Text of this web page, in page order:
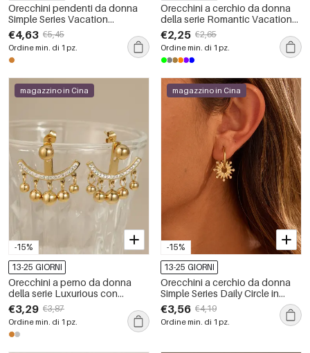
Orecchini pendenti da donna
Simple Series Vacation
Patchwork Leaf in acciaio
inossidabile, impermeabili,
colore oro.
€4,63 €5,45
Ordine min. di 1 pz.
Orecchini a cerchio da donna
della serie Romantic Vacation
con perline, conchiglia e filo, in
acciaio inossidabile,
impermeabili, colore oro.
€2,25 €2,65
Ordine min. di 1 pz.
-15%
magazzino in Cina
13-25 GIORNI
Orecchini a perno da donna
della serie Luxurious con
nappina, in acciaio inossidabile,
impermeabili, color oro e strass.
€3,29 €3,87
Ordine min. di 1 pz.
-15%
magazzino in Cina
13-25 GIORNI
Orecchini a cerchio da donna
Simple Series Daily Circle in
acciaio inossidabile
impermeabile color oro
€3,56 €4,19
Ordine min. di 1 pz.